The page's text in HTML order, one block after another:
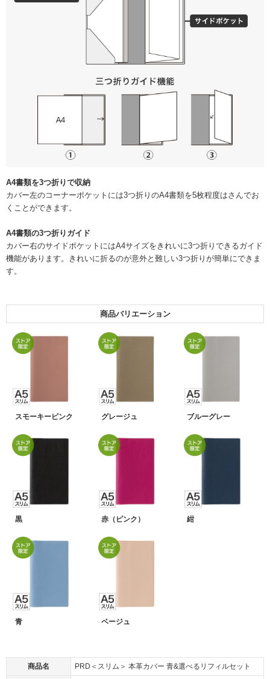
A4書類を3つ折りで収納
カバー左のコーナーポケットには3つ折りのA4書類を5枚程度はさんでお
くことができます。
A4書類の3つ折りガイド
カバー右のサイドポケットにはA4サイズをきれいに3つ折りできるガイド
機能があります。きれいに折るのが意外と難しい3つ折りが簡単にできま
す。
商品バリエーション
スモーキーピンク グレージュ ブルーグレー
黒 赤（ピンク） 紺
青 ベージュ
商品名 PRD＜スリム＞ 本革カバー 青&選べるリフィルセット